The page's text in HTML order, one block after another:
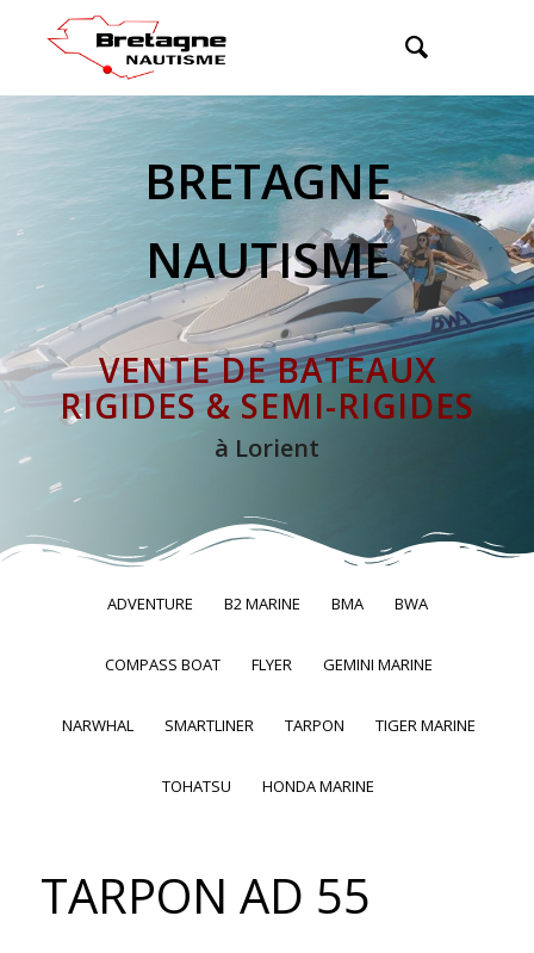
BRETAGNE
NAUTISME
VENTE DE BATEAUX
RIGIDES & SEMI-RIGIDES
à Lorient
ADVENTURE B2 MARINE BMA BWA
COMPASS BOAT FLYER GEMINI MARINE
NARWHAL SMARTLINER TARPON TIGER MARINE
TOHATSU HONDA MARINE
TARPON AD 55